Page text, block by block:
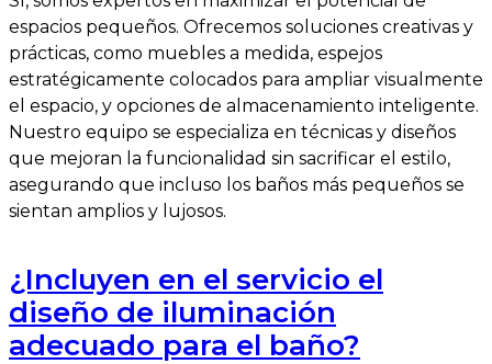
espacios pequeños. Ofrecemos soluciones creativas y
prácticas, como muebles a medida, espejos
estratégicamente colocados para ampliar visualmente
el espacio, y opciones de almacenamiento inteligente.
Nuestro equipo se especializa en técnicas y diseños
que mejoran la funcionalidad sin sacrificar el estilo,
asegurando que incluso los baños más pequeños se
sientan amplios y lujosos.
¿Incluyen en el servicio el
diseño de iluminación
adecuado para el baño?